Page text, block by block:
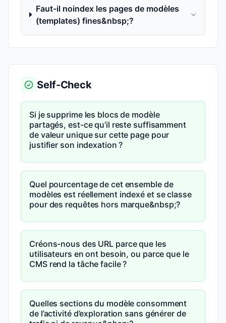
Faut-il noindex les pages de modèles
(templates) fines&nbsp;?
Self-Check
Si je supprime les blocs de modèle
partagés, est-ce qu’il reste suffisamment
de valeur unique sur cette page pour
justifier son indexation ?
Quel pourcentage de cet ensemble de
modèles est réellement indexé et se classe
pour des requêtes hors marque&nbsp;?
Créons-nous des URL parce que les
utilisateurs en ont besoin, ou parce que le
CMS rend la tâche facile ?
Quelles sections du modèle consomment
de l’activité d’exploration sans générer de